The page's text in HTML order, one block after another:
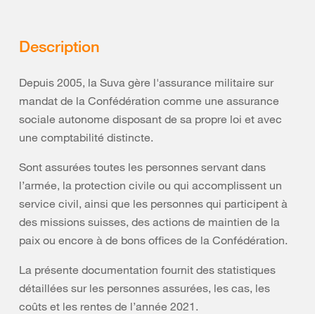
Description
Depuis 2005, la Suva gère l'assurance militaire sur
mandat de la Confédération comme une assurance
sociale autonome disposant de sa propre loi et avec
une comptabilité distincte.
Sont assurées toutes les personnes servant dans
l’armée, la protection civile ou qui accomplissent un
service civil, ainsi que les personnes qui participent à
des missions suisses, des actions de maintien de la
paix ou encore à de bons offices de la Confédération.
La présente documentation fournit des statistiques
détaillées sur les personnes assurées, les cas, les
coûts et les rentes de l’année 2021.